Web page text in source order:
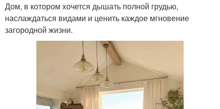
Дом, в котором хочется дышать полной грудью,
наслаждаться видами и ценить каждое мгновение
загородной жизни.